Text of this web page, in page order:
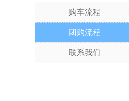
购车流程
团购流程
联系我们